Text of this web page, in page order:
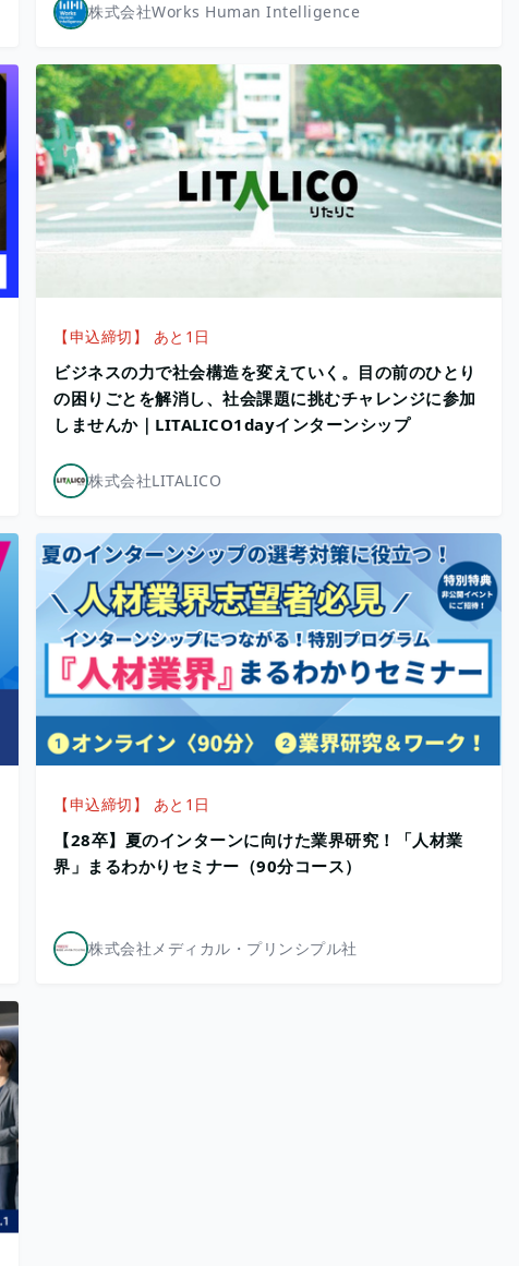
株式会社Works Human Intelligence
【申込締切】 あと1日
ビジネスの力で社会構造を変えていく。目の前のひとり
の困りごとを解消し、社会課題に挑むチャレンジに参加
しませんか｜LITALICO1dayインターンシップ
株式会社LITALICO
【申込締切】 あと1日
【28卒】夏のインターンに向けた業界研究！「人材業
界」まるわかりセミナー（90分コース）
株式会社メディカル・プリンシプル社